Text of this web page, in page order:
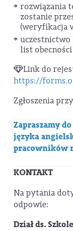
rozwiązania
zostanie
(weryfikacja
uczestnictwo
list obecności
Link do
https://
Zgłoszenia
Zapraszamy
języka
pracowników
KONTAKT
Na pytania
odpowie:
Dział ds.